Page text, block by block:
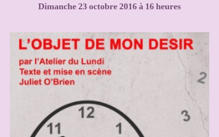
Dimanche 23 octobre 2016 à 16 heures